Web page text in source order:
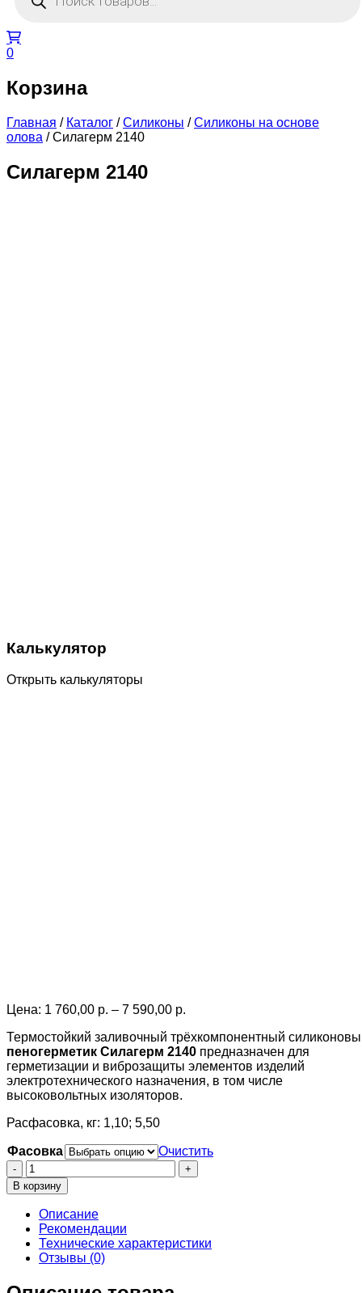
0
Корзина
Главная / Каталог /Силиконы /Силиконы на основе
олова /Силагерм 2140
Силагерм 2140
Калькулятор
Открыть калькуляторы
Цена: 1 760,00 р. – 7 590,00 р.
1
760,00 р.
through
7
Термостойкий заливочный трёхкомпонентный
пеногерметик Силагерм 2140 предназначен для
герметизации и виброзащиты элементов изделий
электротехнического назначения, в том числе
высоковольтных изоляторов.
Расфасовка, кг: 1,10; 5,50
Фасовка
Очистить
Количество
товара
Силагерм
2140
В корзину
Описание
Рекомендации
Технические характеристики
Отзывы (0)